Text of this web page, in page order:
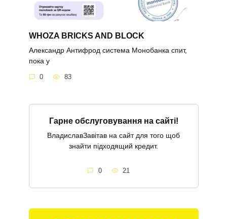
WHOZA BRICKS AND BLOCK
Александр Антифрод система Монобанка спит,
пока у
0 83
Гарне обслуговування на сайті!
ВладиславЗавітав на сайт для того щоб
знайти підходящий кредит.
0 21